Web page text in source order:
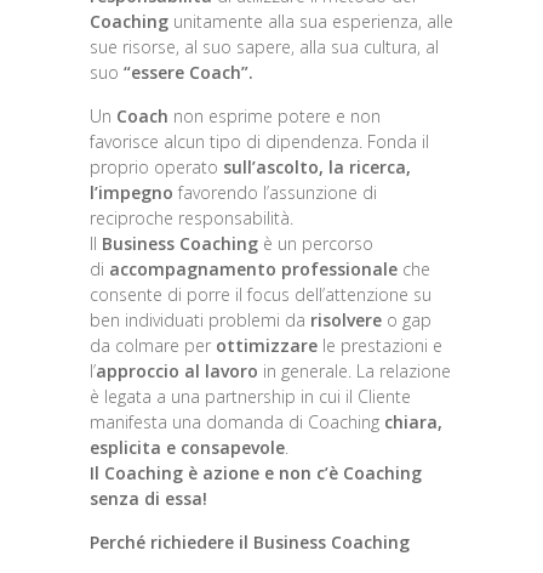
Coaching unitamente alla sua esperienza, alle
sue risorse, al suo sapere, alla sua cultura, al
suo “essere Coach”.
Un Coach non esprime potere e non
favorisce alcun tipo di dipendenza. Fonda il
proprio operato sull’ascolto, la ricerca,
l’impegno favorendo l’assunzione di
reciproche responsabilità.
Il Business Coaching è un percorso
di accompagnamento professionale che
consente di porre il focus dell’attenzione su
ben individuati problemi da risolvere o gap
da colmare per ottimizzare le prestazioni e
l’approccio al lavoro in generale. La relazione
è legata a una partnership in cui il Cliente
manifesta una domanda di Coaching chiara,
esplicita e consapevole.
Il Coaching è azione e non c’è Coaching
senza di essa!
Perché richiedere il Business Coaching